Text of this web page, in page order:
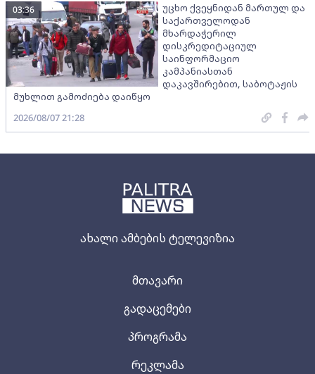
ახალი ამბების ტელევიზია
მთავარი
გადაცემები
პროგრამა
რეკლამა
უცხო ქვეყნიდან მართულ და
საქართველოდან
მხარდაჭერილ
დისკრედიტაციულ
საინფორმაციო
კამპანიასთან
დაკავშირებით, საბოტაჟის
მუხლით გამოძიება დაიწყო
03:36
2026/08/07 21:28